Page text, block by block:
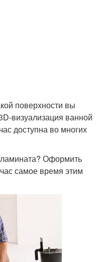
поверхности вы
визуализация ванной
доступна во многих
Оформить
самое время этим